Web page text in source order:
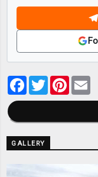
Facebook
Twitter
GALLERY